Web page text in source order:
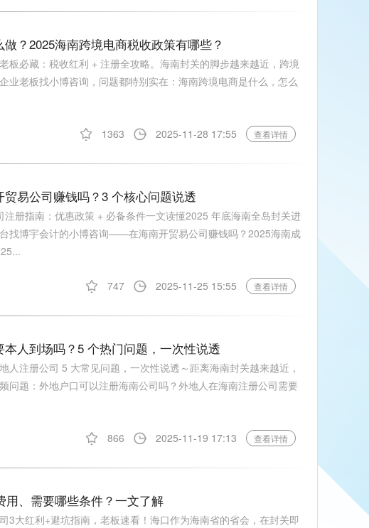
？2025海南跨境电商税收政策有哪些？
板必藏：税收红利 + 注册全攻略。海南封关的脚步越来越近，跨境
业老板找小博咨询，问题都特别实在：海南跨境电商是什么，怎么
1363 2025-11-28 17:55 查看详情
易公司赚钱吗？3 个核心问题说透
册指南：优惠政策 + 必备条件一文读懂2025 年底海南全岛封关进
找博宇会计的小博咨询——在海南开贸易公司赚钱吗？2025海南成
747 2025-11-25 15:55 查看详情
人到场吗？5 个热门问题，一次性说透
人注册公司 5 大常见问题，一次性说透～距离海南封关越来越近，
问题：外地户口可以注册海南公司吗？外地人在海南注册公司需要
866 2025-11-19 17:13 查看详情
用、需要哪些条件？一文了解
3大红利+避坑指南，老板速看！海口作为海南省的省会，在封关即